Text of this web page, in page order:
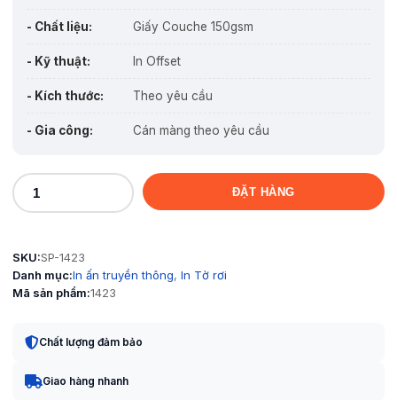
- Chất liệu: Giấy Couche 150gsm
- Kỹ thuật: In Offset
- Kích thước: Theo yêu cầu
- Gia công: Cán màng theo yêu cầu
Tem
004
số
ĐẶT HÀNG
SKU:SP-1423
Danh mục:In ấn truyền thông, In Tờ rơi
Mã sản phẩm:1423
Chất lượng đảm bảo
Giao hàng nhanh